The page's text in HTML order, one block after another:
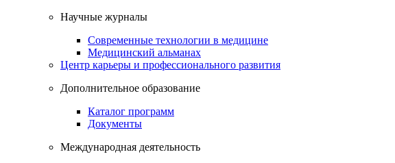
Научные журналы
Современные технологии в медицине
Медицинский альманах
Центр карьеры и профессионального развития
Дополнительное образование
Каталог программ
Документы
Международная деятельность